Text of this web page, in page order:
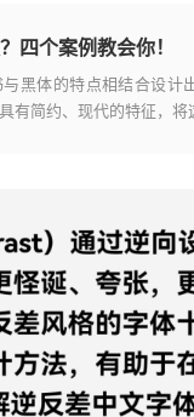
四个案例教会你！
黑体的特点相结合设计
有简约、现代的特征，